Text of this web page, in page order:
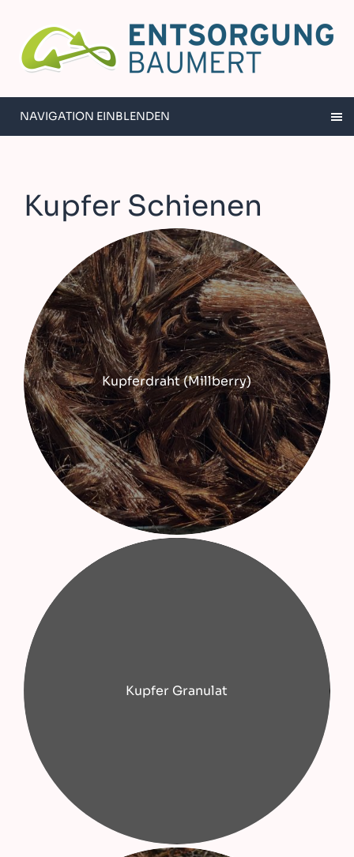
NAVIGATION EINBLENDEN
Kupfer Schienen
Kupferdraht (Millberry)
Kupfer Granulat